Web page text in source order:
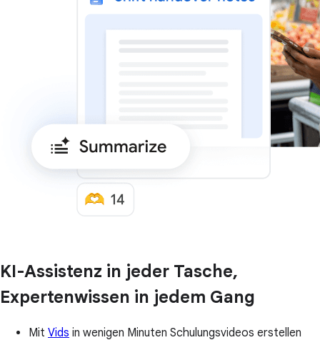
KI-Assistenz in jeder Tasche,
Expertenwissen in jedem Gang
Mit Vids in wenigen Minuten Schulungsvideos erstellen